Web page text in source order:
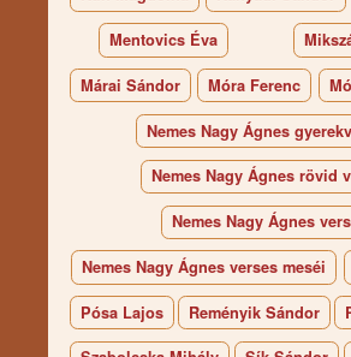
Mentovics Éva
Márai Sándor Móra Ferenc
Nemes Nagy Ágnes
Nemes Nagy Ágnes rövid
Nemes Nagy Ágnes
Nemes Nagy Ágnes verses meséi
Pósa Lajos Reményik Sándor